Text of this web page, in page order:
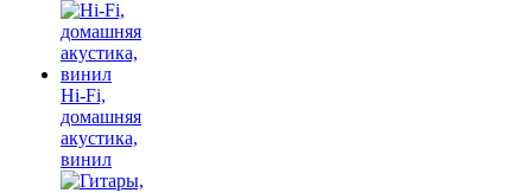
Hi-Fi,
домашняя
акустика,
винил